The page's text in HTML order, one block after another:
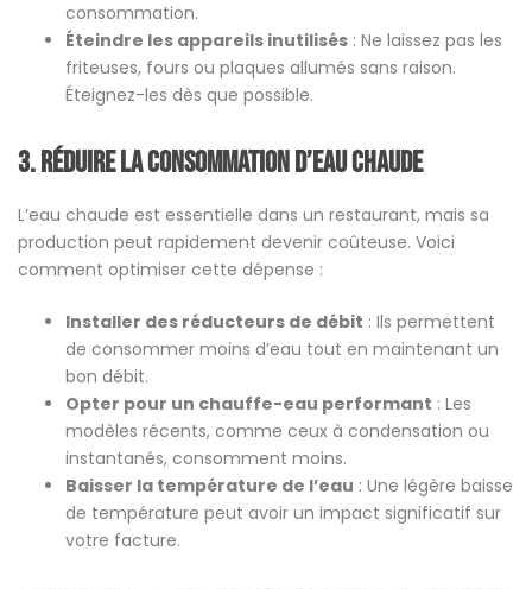
consommation.
Éteindre les appareils inutilisés : Ne laissez pas les
friteuses, fours ou plaques allumés sans raison.
Éteignez-les dès que possible.
3.Réduire la consommation d’eau chaude
L’eau chaude est essentielle dans un restaurant, mais sa
production peut rapidement devenir coûteuse. Voici
comment optimiser cette dépense :
Installer des réducteurs de débit : Ils permettent
de consommer moins d’eau tout en maintenant un
bon débit.
Opter pour un chauffe-eau performant : Les
modèles récents, comme ceux à condensation ou
instantanés, consomment moins.
Baisser la température de l’eau : Une légère baisse
de température peut avoir un impact significatif sur
votre facture.